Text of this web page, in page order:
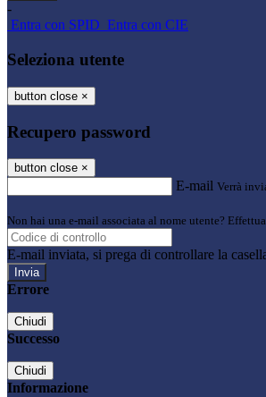
-
Entra con SPID Entra con CIE
Seleziona utente
button close ×
Recupero password
button close ×
E-mail Verrà
Non hai una e-mail associata al nome utente?
E-mail inviata, si prega di controllare la
Errore
Chiudi
Successo
Chiudi
Informazione